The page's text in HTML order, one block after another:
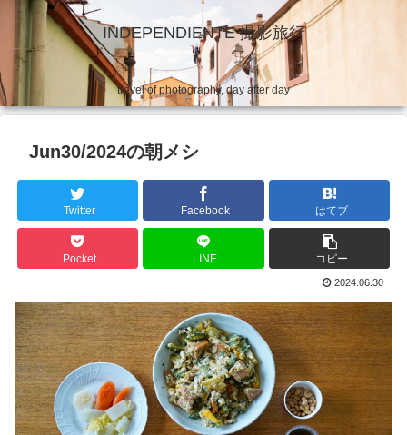
INDEPENDIENTE 撮影旅行
travel of photography, day after day
Jun30/2024の朝メシ
Twitter Facebook はてブ
Pocket LINE コピー
2024.06.30